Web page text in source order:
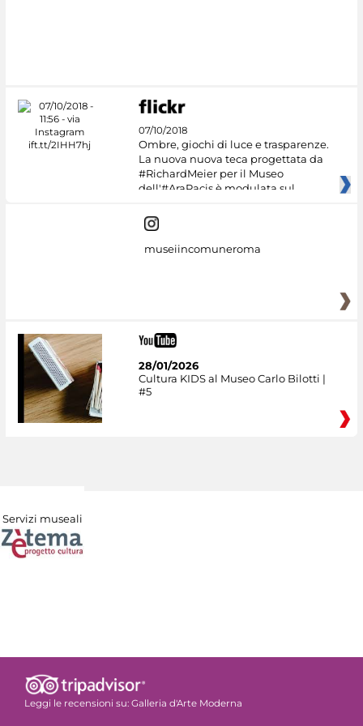
07/10/2018
Ombre, giochi di luce e trasparenze.
La nuova nuova teca progettata da
#RichardMeier per il Museo
dell'#AraPacis è modulata sul
museiincomuneroma
28/01/2026
Cultura KIDS al Museo Carlo Bilotti |
#5
Servizi museali
Leggi le recensioni su: Galleria d'Arte Moderna